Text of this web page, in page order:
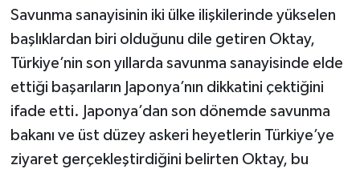
Savunma sanayisinin iki ülke ilişkilerinde yükselen
başlıklardan biri olduğunu dile getiren Oktay,
Türkiye’nin son yıllarda savunma sanayisinde elde
ettiği başarıların Japonya’nın dikkatini çektiğini
ifade etti. Japonya’dan son dönemde savunma
bakanı ve üst düzey askeri heyetlerin Türkiye’ye
ziyaret gerçekleştirdiğini belirten Oktay, bu